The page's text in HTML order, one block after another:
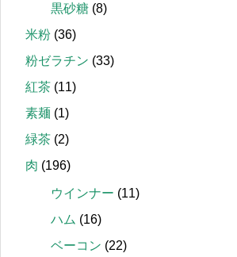
黒砂糖 (8)
米粉 (36)
粉ゼラチン (33)
紅茶 (11)
素麺 (1)
緑茶 (2)
肉 (196)
ウインナー (11)
ハム (16)
ベーコン (22)